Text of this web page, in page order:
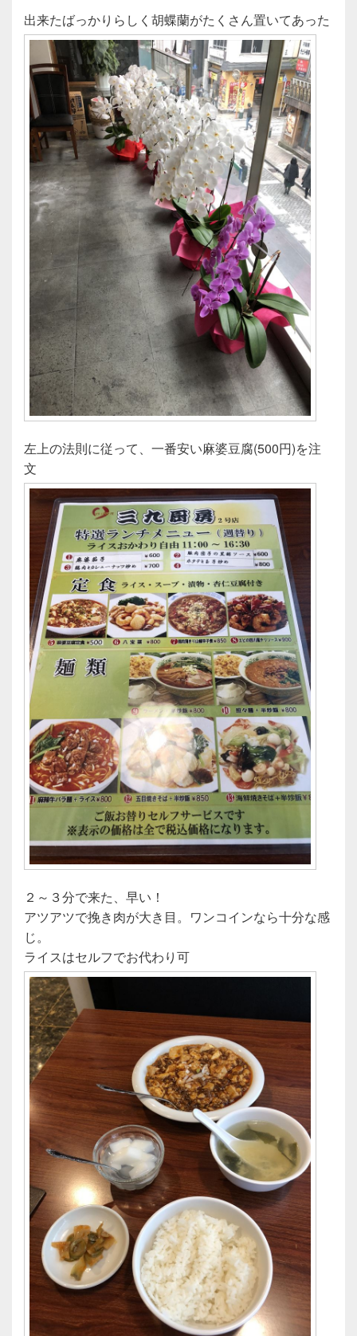
出来たばっかりらしく胡蝶蘭がたくさん置いてあった
左上の法則に従って、一番安い麻婆豆腐(500円)を注
文
２～３分で来た、早い！
アツアツで挽き肉が大き目。ワンコインなら十分な感
じ。
ライスはセルフでお代わり可